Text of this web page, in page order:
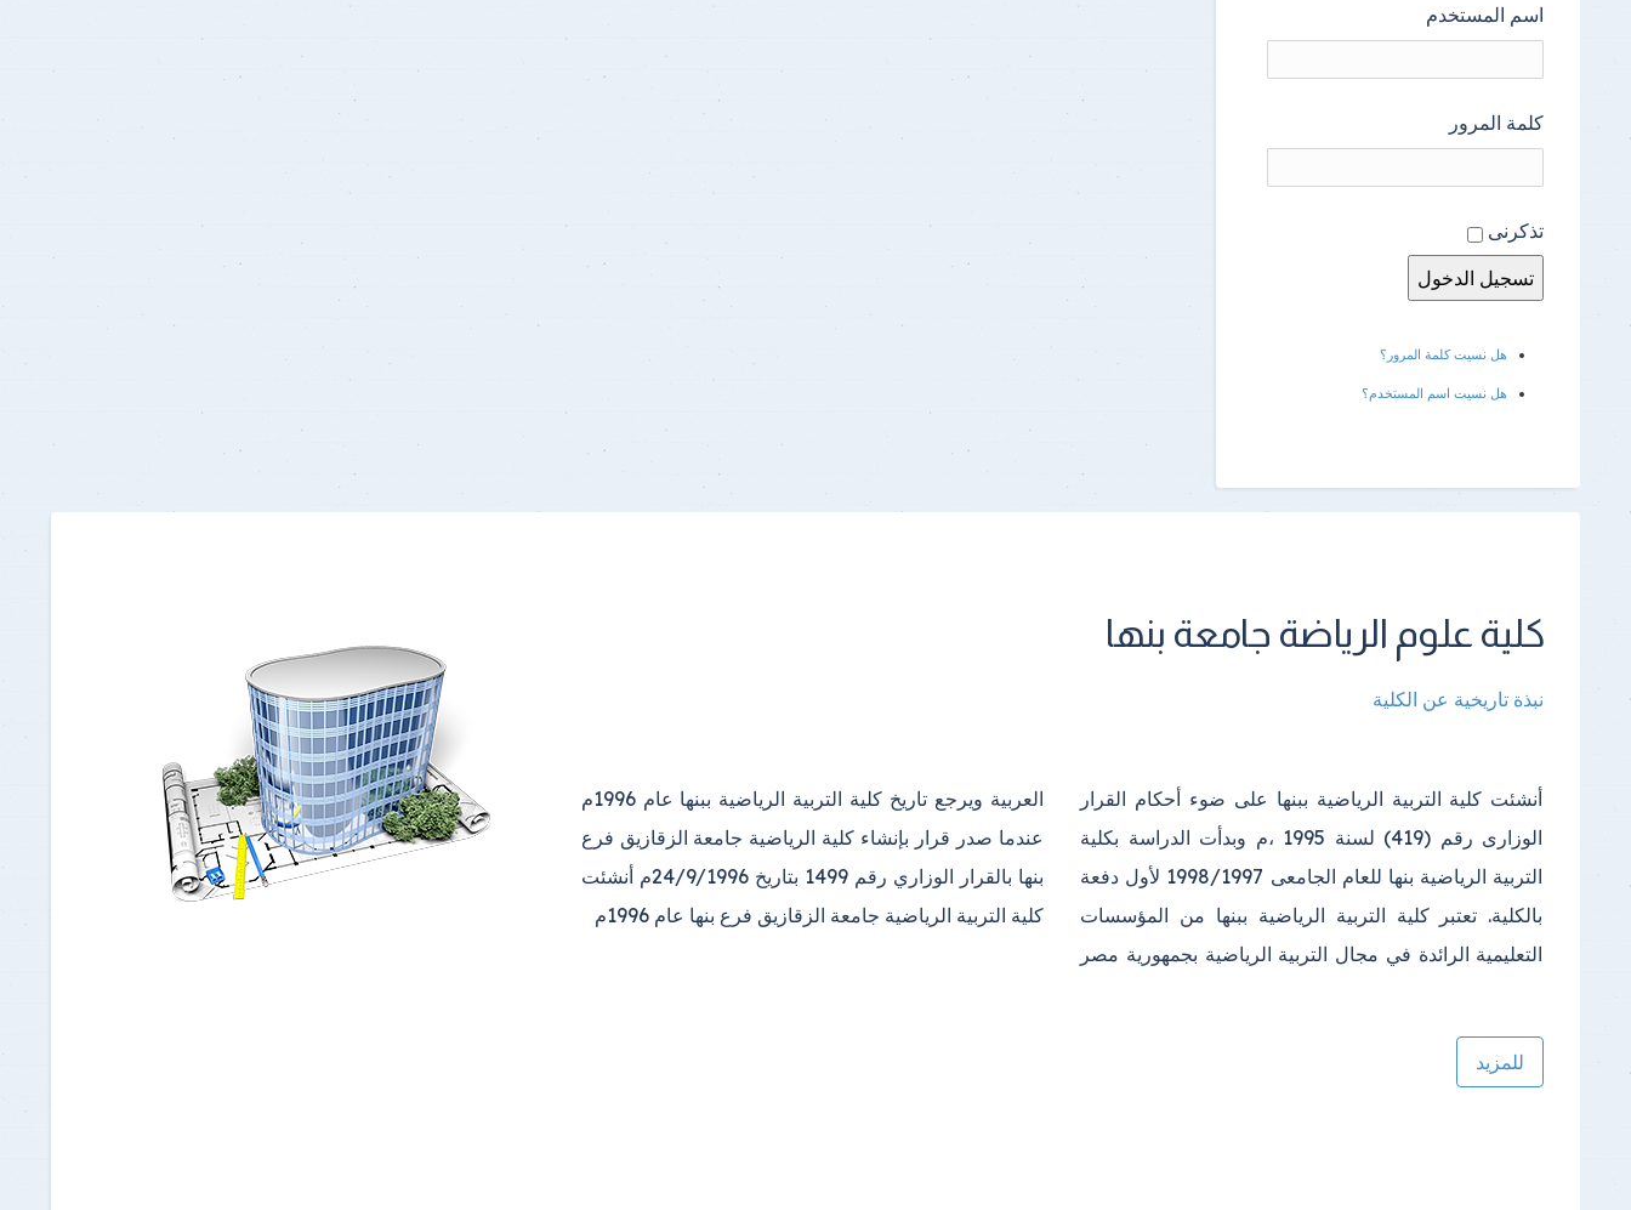
اسم المستخدم
كلمة المرور
تذكرنى
هل نسيت كلمة المرور؟
هل نسيت اسم المستخدم؟
كلية علوم الرياضة جامعة بنها
نبذة تاريخية عن الكلية
أنشئت كلية التربية الرياضية ببنها على ضوء أحكام القرار
الوزارى رقم (419) لسنة 1995 ،م وبدأت الدراسة بكلية
التربية الرياضية بنها للعام الجامعى 1998/1997 لأول دفعة
بالكلية. تعتبر كلية التربية الرياضية ببنها من المؤسسات
التعليمية الرائدة في مجال التربية الرياضية بجمهورية مصر
العربية
ويرجع تاريخ كلية التربية الرياضية ببنها عام 1996م
عندما صدر قرار بإنشاء كلية الرياضية جامعة الزقازيق فرع
بنها بالقرار الوزاري رقم 1499 بتاريخ 24/9/1996م أنشئت
كلية التربية الرياضية جامعة الزقازيق فرع بنها عام 1996م
للمزيد